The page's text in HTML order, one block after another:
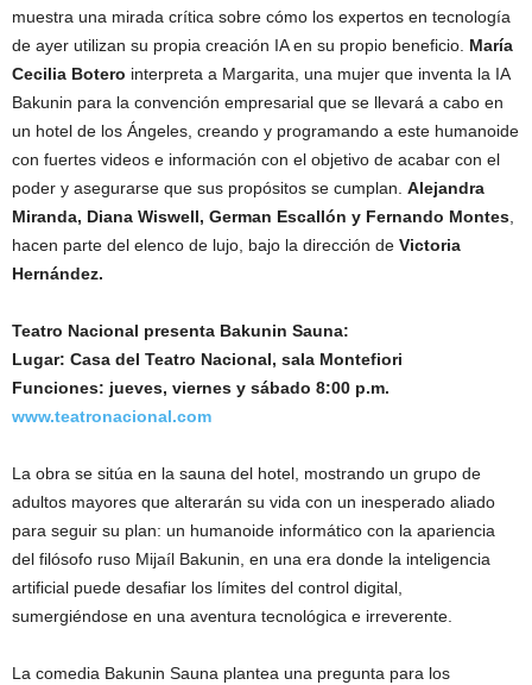
muestra una mirada crítica sobre cómo los expertos en tecnología
de ayer utilizan su propia creación IA en su propio beneficio. María
Cecilia Botero interpreta a Margarita, una mujer que inventa la IA
Bakunin para la convención empresarial que se llevará a cabo en
un hotel de los Ángeles, creando y programando a este humanoide
con fuertes videos e información con el objetivo de acabar con el
poder y asegurarse que sus propósitos se cumplan. Alejandra
Miranda, Diana Wiswell, German Escallón y Fernando Montes,
hacen parte del elenco de lujo, bajo la dirección de Victoria
Hernández.
Teatro Nacional presenta Bakunin Sauna:
Lugar: Casa del Teatro Nacional, sala Montefiori
Funciones: jueves, viernes y sábado 8:00 p.m.
www.teatronacional.com
La obra se sitúa en la sauna del hotel, mostrando un grupo de
adultos mayores que alterarán su vida con un inesperado aliado
para seguir su plan: un humanoide informático con la apariencia
del filósofo ruso Mijaíl Bakunin, en una era donde la inteligencia
artificial puede desafiar los límites del control digital,
sumergiéndose en una aventura tecnológica e irreverente.
La comedia Bakunin Sauna plantea una pregunta para los